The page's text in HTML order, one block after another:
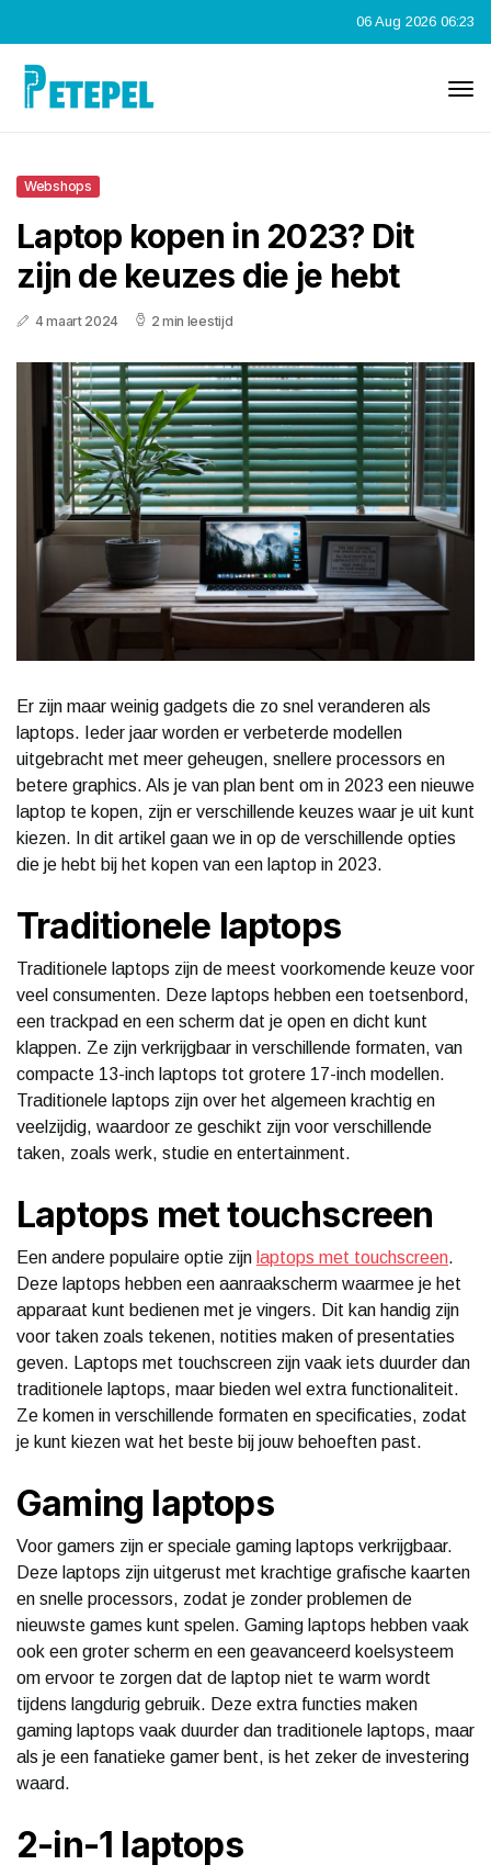
06 Aug 2026 06:23
Webshops
Laptop kopen in 2023? Dit
zijn de keuzes die je hebt
4 maart 2024 2 min leestijd
Er zijn maar weinig gadgets die zo snel veranderen als
laptops. Ieder jaar worden er verbeterde modellen
uitgebracht met meer geheugen, snellere processors en
betere graphics. Als je van plan bent om in 2023 een nieuwe
laptop te kopen, zijn er verschillende keuzes waar je uit kunt
kiezen. In dit artikel gaan we in op de verschillende opties
die je hebt bij het kopen van een laptop in 2023.
Traditionele laptops
Traditionele laptops zijn de meest voorkomende keuze voor
veel consumenten. Deze laptops hebben een toetsenbord,
een trackpad en een scherm dat je open en dicht kunt
klappen. Ze zijn verkrijgbaar in verschillende formaten, van
compacte 13-inch laptops tot grotere 17-inch modellen.
Traditionele laptops zijn over het algemeen krachtig en
veelzijdig, waardoor ze geschikt zijn voor verschillende
taken, zoals werk, studie en entertainment.
Laptops met touchscreen
Een andere populaire optie zijn laptops met touchscreen.
Deze laptops hebben een aanraakscherm waarmee je het
apparaat kunt bedienen met je vingers. Dit kan handig zijn
voor taken zoals tekenen, notities maken of presentaties
geven. Laptops met touchscreen zijn vaak iets duurder dan
traditionele laptops, maar bieden wel extra functionaliteit.
Ze komen in verschillende formaten en specificaties, zodat
je kunt kiezen wat het beste bij jouw behoeften past.
Gaming laptops
Voor gamers zijn er speciale gaming laptops verkrijgbaar.
Deze laptops zijn uitgerust met krachtige grafische kaarten
en snelle processors, zodat je zonder problemen de
nieuwste games kunt spelen. Gaming laptops hebben vaak
ook een groter scherm en een geavanceerd koelsysteem
om ervoor te zorgen dat de laptop niet te warm wordt
tijdens langdurig gebruik. Deze extra functies maken
gaming laptops vaak duurder dan traditionele laptops, maar
als je een fanatieke gamer bent, is het zeker de investering
waard.
2-in-1 laptops